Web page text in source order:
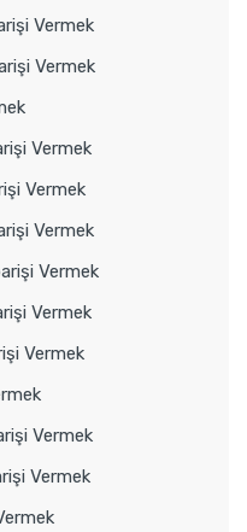
Vermek
Vermek
Vermek
Vermek
Vermek
Vermek
Vermek
Vermek
Vermek
Vermek